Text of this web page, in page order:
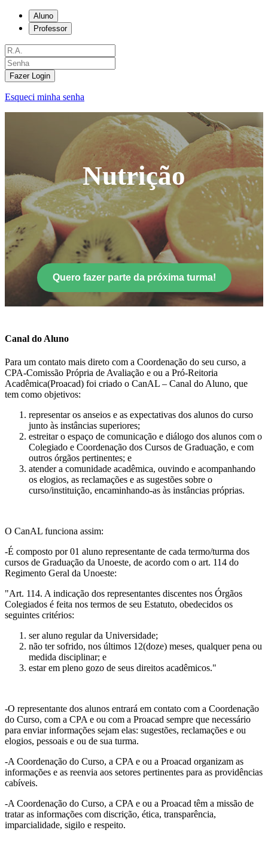
Aluno
Professor
Fazer Login
Esqueci minha senha
Nutrição
Quero fazer parte da próxima turma!
Canal do Aluno
Para um contato mais direto com a Coordenação do seu curso, a
CPA-Comissão Própria de Avaliação e ou a Pró-Reitoria
Acadêmica(Proacad) foi criado o CanAL – Canal do Aluno, que
tem como objetivos:
representar os anseios e as expectativas dos alunos do curso
junto às instâncias superiores;
estreitar o espaço de comunicação e diálogo dos alunos com o
Colegiado e Coordenação dos Cursos de Graduação, e com
outros órgãos pertinentes; e
atender a comunidade acadêmica, ouvindo e acompanhando
os elogios, as reclamações e as sugestões sobre o
curso/instituição, encaminhando-as às instâncias próprias.
O CanAL funciona assim:
-É composto por 01 aluno representante de cada termo/turma dos
cursos de Graduação da Unoeste, de acordo com o art. 114 do
Regimento Geral da Unoeste:
"Art. 114. A indicação dos representantes discentes nos Órgãos
Colegiados é feita nos termos de seu Estatuto, obedecidos os
seguintes critérios:
ser aluno regular da Universidade;
não ter sofrido, nos últimos 12(doze) meses, qualquer pena ou
medida disciplinar; e
estar em pleno gozo de seus direitos acadêmicos."
-O representante dos alunos entrará em contato com a Coordenação
do Curso, com a CPA e ou com a Proacad sempre que necessário
para enviar informações sejam elas: sugestões, reclamações e ou
elogios, pessoais e ou de sua turma.
-A Coordenação do Curso, a CPA e ou a Proacad organizam as
informações e as reenvia aos setores pertinentes para as providências
cabíveis.
-A Coordenação do Curso, a CPA e ou a Proacad têm a missão de
tratar as informações com discrição, ética, transparência,
imparcialidade, sigilo e respeito.